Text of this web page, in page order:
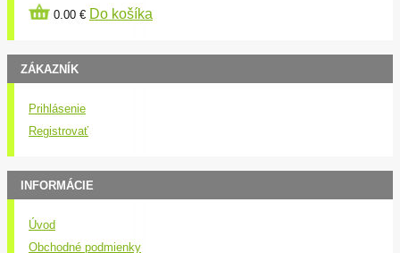
0.00 € Do košíka
ZÁKAZNÍK
Prihlásenie
Registrovať
INFORMÁCIE
Úvod
Obchodné podmienky